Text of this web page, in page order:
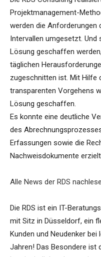
Projektmanagement-
werden die Anforderungen
Intervallen umgesetzt.
Lösung geschaffen
täglichen
zugeschnitten ist. Mit Hilfe
transparenten Vorgehens
Lösung geschaffen.
Es konnte eine deutliche
des
Erfassungen sowie die
Nachweisdokumente
Alle News der RDS
Die RDS ist ein IT-
mit Sitz in Düsseldorf, ein
Kunden und Neudenker
Jahren! Das Besondere ist